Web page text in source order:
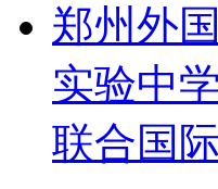
郑州外
实验中学
联合国